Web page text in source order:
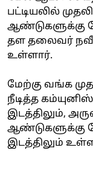
பட்டியலில்
ஆண்டுகளுக்கு
தள தலைவர்
உள்ளார்.
மேற்கு வங்க
நீடித்த
இடத்திலும்,
ஆண்டுகளுக்கு
இடத்திலும்